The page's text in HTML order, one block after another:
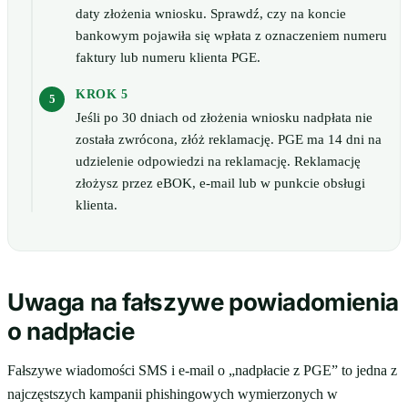
daty złożenia wniosku. Sprawdź, czy na koncie
bankowym pojawiła się wpłata z oznaczeniem numeru
faktury lub numeru klienta PGE.
KROK 5
Jeśli po 30 dniach od złożenia wniosku nadpłata nie
została zwrócona, złóż reklamację. PGE ma 14 dni na
udzielenie odpowiedzi na reklamację. Reklamację
złożysz przez eBOK, e-mail lub w punkcie obsługi
klienta.
Uwaga na fałszywe powiadomienia
o nadpłacie
Fałszywe wiadomości SMS i e-mail o „nadpłacie z PGE” to jedna z
najczęstszych kampanii phishingowych wymierzonych w